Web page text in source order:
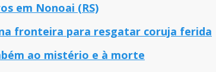
em Nonoai (RS)
fronteira para resgatar coruja ferida
ao mistério e à morte